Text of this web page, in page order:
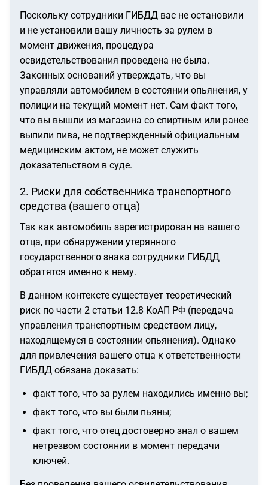
Поскольку сотрудники ГИБДД вас не остановили
и не установили вашу личность за рулем в
момент движения, процедура
освидетельствования проведена не была.
Законных оснований утверждать, что вы
управляли автомобилем в состоянии опьянения, у
полиции на текущий момент нет. Сам факт того,
что вы вышли из магазина со спиртным или ранее
выпили пива, не подтвержденный официальным
медицинским актом, не может служить
доказательством в суде.
2. Риски для собственника транспортного
средства (вашего отца)
Так как автомобиль зарегистрирован на вашего
отца, при обнаружении утерянного
государственного знака сотрудники ГИБДД
обратятся именно к нему.
В данном контексте существует теоретический
риск по части 2 статьи 12.8 КоАП РФ (передача
управления транспортным средством лицу,
находящемуся в состоянии опьянения). Однако
для привлечения вашего отца к ответственности
ГИБДД обязана доказать:
факт того, что за рулем находились именно вы;
факт того, что вы были пьяны;
факт того, что отец достоверно знал о вашем
нетрезвом состоянии в момент передачи
ключей.